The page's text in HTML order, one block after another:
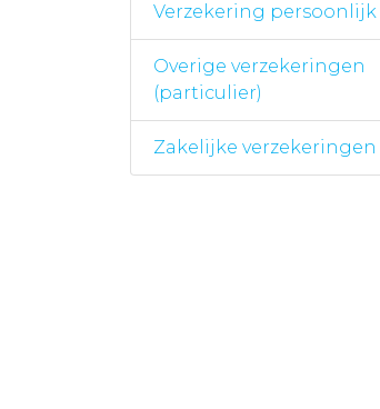
Verzekering persoonlijk
Overige verzekeringen
(particulier)
Zakelijke verzekeringen